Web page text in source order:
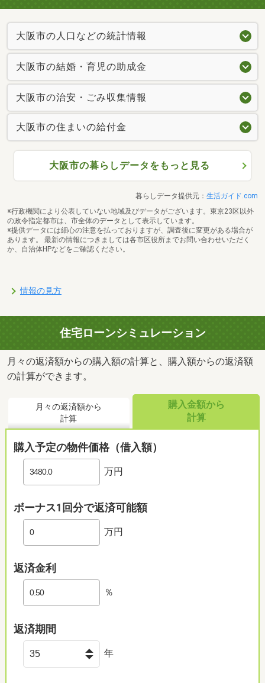
大阪市の人口などの統計情報
大阪市の結婚・育児の助成金
大阪市の治安・ごみ収集情報
大阪市の住まいの給付金
大阪市の暮らしデータをもっと見る
暮らしデータ提供元： 生活ガイド.com
※行政機関により公表していない地域及びデータがございます。東京23区以外
の政令指定都市は、市全体のデータとして表示しています。
※提供データには細心の注意を払っておりますが、調査後に変更がある場合が
あります。 最新の情報につきましては各市区役所までお問い合わせいただく
か、自治体HPなどをご確認ください。
情報の見方
住宅ローンシミュレーション
月々の返済額からの購入額の計算と、購入額からの返済額
の計算ができます。
月々の返済額から
計算
購入金額から
計算
購入予定の物件価格（借入額）
万円
ボーナス1回分で返済可能額
万円
返済金利
％
返済期間
年